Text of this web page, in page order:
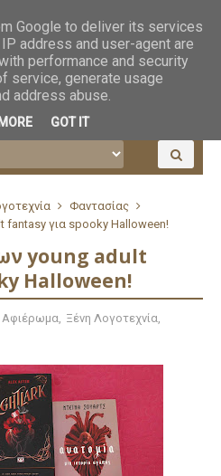
Φαντασίας
fantasy για spooky Halloween!
young adult
Halloween!
Αφιέρωμα, Ξένη Λογοτεχνία,
Google to deliver its services
address and user-agent are
performance and security
service, generate usage
address abuse.
GOT IT